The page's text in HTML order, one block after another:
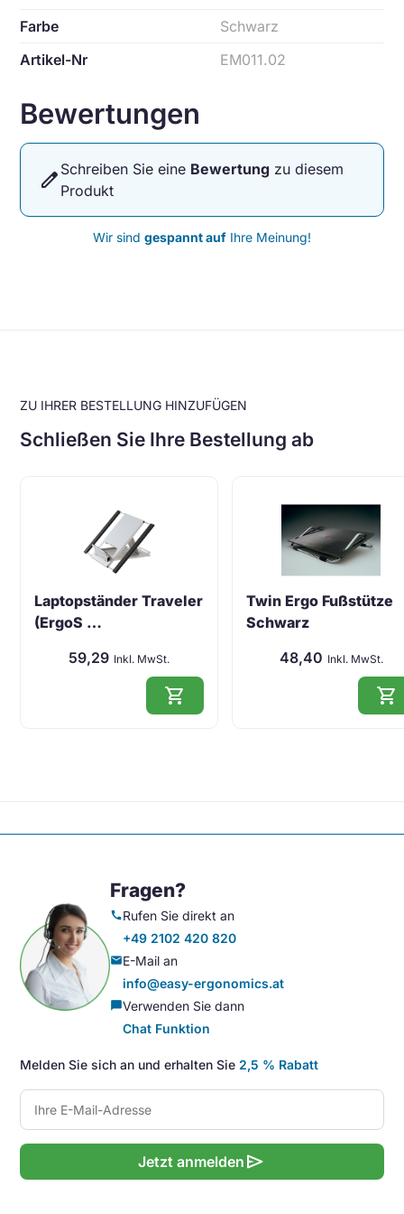
Farbe
Schwarz
Artikel-Nr
EM011.02
Bewertungen
edit Schreiben Sie eine Bewertung zu diesem
Produkt
Wir sind gespannt auf Ihre Meinung!
ZU IHRER BESTELLUNG HINZUFÜGEN
Schließen Sie Ihre Bestellung ab
Laptopständer Traveler
(ErgoS …
59,29 Inkl. MwSt.
shopping_cart
Twin Ergo Fußstütze
Schwarz
48,40 Inkl. MwSt.
shopping_cart
Fragen?
callRufen Sie direkt an
+49 2102 420 820
mailE-Mail an
info@easy-ergonomics.at
chat_bubbleVerwenden Sie dann
Chat Funktion
Melden Sie sich an und erhalten Sie 2,5 % Rabatt
Jetzt anmelden send